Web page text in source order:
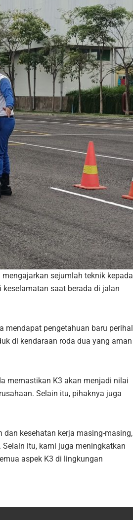
sejumlah teknik kepada
saat berada di jalan
mendapat pengetahuan baru perihal
di kendaraan roda dua yang aman
memastikan K3 akan menjadi nilai
Selain itu, pihaknya juga
kesehatan kerja masing-masing,
itu, kami juga meningkatkan
aspek K3 di lingkungan